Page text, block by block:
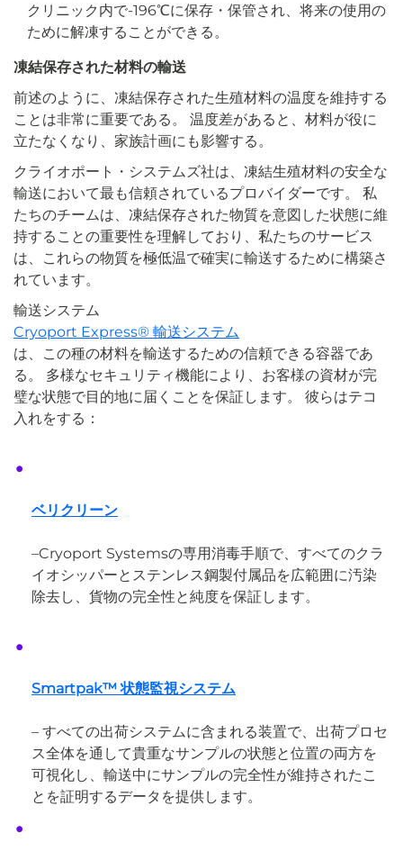
クリニック内で-196℃に保存・保管され、将来の使用の
ために解凍することができる。
凍結保存された材料の輸送
前述のように、凍結保存された生殖材料の温度を維持する
ことは非常に重要である。 温度差があると、材料が役に
立たなくなり、家族計画にも影響する。
クライオポート・システムズ社は、凍結生殖材料の安全な
輸送において最も信頼されているプロバイダーです。 私
たちのチームは、凍結保存された物質を意図した状態に維
持することの重要性を理解しており、私たちのサービス
は、これらの物質を極低温で確実に輸送するために構築さ
れています。
輸送システム
Cryoport Express® 輸送システム
は、この種の材料を輸送するための信頼できる容器であ
る。 多様なセキュリティ機能により、お客様の資材が完
璧な状態で目的地に届くことを保証します。 彼らはテコ
入れをする：
ベリクリーン
–Cryoport Systemsの専用消毒手順で、すべてのクラ
イオシッパーとステンレス鋼製付属品を広範囲に汚染
除去し、貨物の完全性と純度を保証します。
Smartpak™ 状態監視システム
– すべての出荷システムに含まれる装置で、出荷プロセ
ス全体を通して貴重なサンプルの状態と位置の両方を
可視化し、輸送中にサンプルの完全性が維持されたこ
とを証明するデータを提供します。